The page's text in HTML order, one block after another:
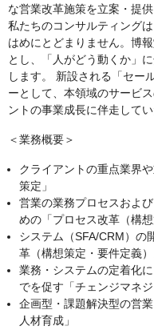
な営業改革施策を立案・提供
私たちのコンサルティング
はめにとどまりません。博
とし、「人がどう動くか」
します。 新設される「セー
ーとして、本領域のサービ
ントの事業成長に伴走してい
＜業務概要＞
クライアントの重点業界
策定」
営業の業務プロセスおよ
めの「プロセス改革（構想
システム（SFA/CRM）の
革（構想策定・要件定義）
業務・システムの定着化
でを促す「チェンジマネジ
企画型・課題解決型の営
人材育成」